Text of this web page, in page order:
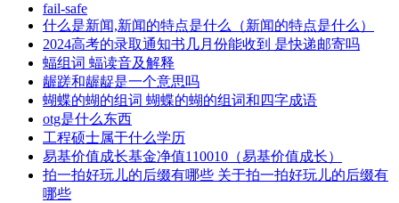
fail-safe
什么是新闻,新闻的特点是什么（新闻的特点是什么）
2024高考的录取通知书几月份能收到 是快递邮寄吗
蝠组词 蝠读音及解释
龌蹉和龌龊是一个意思吗
蝴蝶的蝴的组词 蝴蝶的蝴的组词和四字成语
otg是什么东西
工程硕士属于什么学历
易基价值成长基金净值110010（易基价值成长）
拍一拍好玩儿的后缀有哪些 关于拍一拍好玩儿的后缀有
哪些